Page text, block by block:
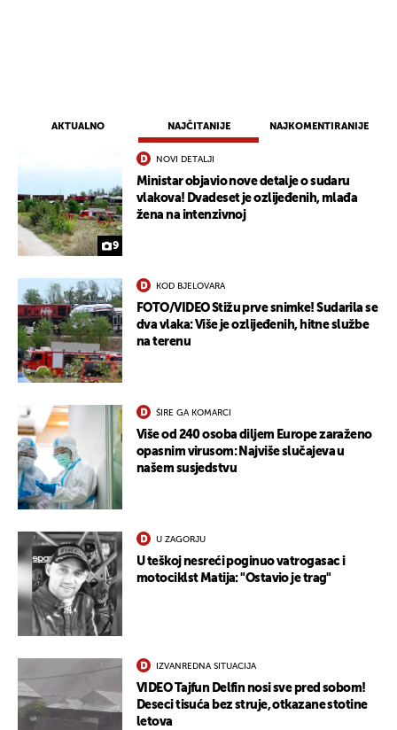
AKTUALNO NAJČITANIJE NAJKOMENTIRANIJE
9
NOVI DETALJI
Ministar objavio nove detalje o sudaru
vlakova! Dvadeset je ozlijeđenih, mlađa
žena na intenzivnoj
KOD BJELOVARA
FOTO/VIDEO Stižu prve snimke! Sudarila se
dva vlaka: Više je ozlijeđenih, hitne službe
na terenu
ŠIRE GA KOMARCI
Više od 240 osoba diljem Europe zaraženo
opasnim virusom: Najviše slučajeva u
našem susjedstvu
U ZAGORJU
U teškoj nesreći poginuo vatrogasac i
motociklst Matija: "Ostavio je trag"
IZVANREDNA SITUACIJA
VIDEO Tajfun Delfin nosi sve pred sobom!
Deseci tisuća bez struje, otkazane stotine
letova